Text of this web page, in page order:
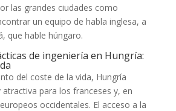
las grandes ciudades como
un equipo de habla inglesa, a
que hable húngaro.
de ingeniería en Hungría:
del coste de la vida, Hungría
para los franceses y, en
occidentales. El acceso a la